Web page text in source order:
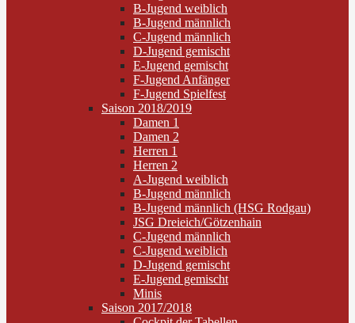
B-Jugend weiblich
B-Jugend männlich
C-Jugend männlich
D-Jugend gemischt
E-Jugend gemischt
F-Jugend Anfänger
F-Jugend Spielfest
Saison 2018/2019
Damen 1
Damen 2
Herren 1
Herren 2
A-Jugend weiblich
B-Jugend männlich
B-Jugend männlich (HSG Rodgau)
JSG Dreieich/Götzenhain
C-Jugend männlich
C-Jugend weiblich
D-Jugend gemischt
E-Jugend gemischt
Minis
Saison 2017/2018